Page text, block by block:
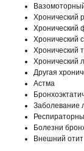
Хронический
Хронический
Хронический
Хронический
Хронический
Другая
Астма
Заболевание
Болезни
Внешний отит